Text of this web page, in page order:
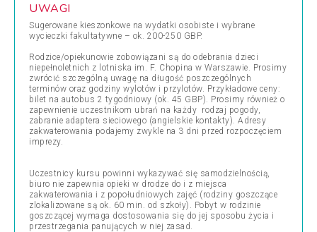
UWAGI
Sugerowane kieszonkowe na wydatki osobiste i wybrane
wycieczki fakultatywne – ok. 200-250 GBP.
Rodzice/opiekunowie zobowiązani są do odebrania dzieci
niepełnoletnich z lotniska im. F. Chopina w Warszawie. Prosimy
zwrócić szczególną uwagę na długość poszczególnych
terminów oraz godziny wylotów i przylotów. Przykładowe ceny:
bilet na autobus 2 tygodniowy (ok. 45 GBP). Prosimy również o
zapewnienie uczestnikom ubrań na każdy rodzaj pogody,
zabranie adaptera sieciowego (angielskie kontakty). Adresy
zakwaterowania podajemy zwykle na 3 dni przed rozpoczęciem
imprezy.
Uczestnicy kursu powinni wykazywać się samodzielnością,
biuro nie zapewnia opieki w drodze do i z miejsca
zakwaterowania i z popołudniowych zajęć (rodziny goszczące
zlokalizowane są ok. 60 min. od szkoły). Pobyt w rodzinie
goszczącej wymaga dostosowania się do jej sposobu życia i
przestrzegania panujących w niej zasad.